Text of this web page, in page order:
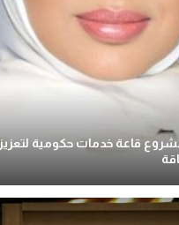
قاعة خدمات حكومية لتعزيز